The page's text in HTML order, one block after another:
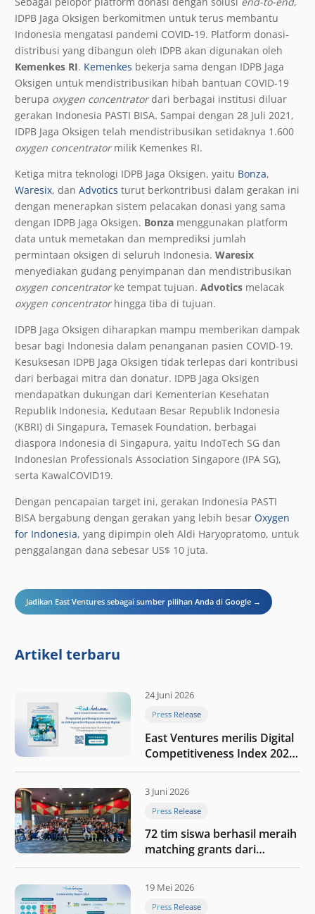
IDPB Jaga Oksigen berkomitmen untuk terus membantu
Indonesia mengatasi pandemi COVID-19. Platform donasi-
distribusi yang dibangun oleh IDPB akan digunakan oleh
Kemenkes RI. Kemenkes bekerja sama dengan IDPB Jaga
Oksigen untuk mendistribusikan hibah bantuan COVID-19
berupa oxygen concentratordari berbagai institusi diluar
gerakan Indonesia PASTI BISA. Sampai dengan 28 Juli 2021,
IDPB Jaga Oksigen telah mendistribusikan setidaknya 1.600
oxygen concentratormilik Kemenkes RI.
Ketiga mitra teknologi IDPB Jaga Oksigen, yaitu Bonza,
Waresix, dan Advotics turut berkontribusi dalam gerakan ini
dengan menerapkan sistem pelacakan donasi yang sama
dengan IDPB Jaga Oksigen. Bonza menggunakan platform
data untuk memetakan dan memprediksi jumlah
permintaan oksigen di seluruh Indonesia. Waresix
menyediakan gudang penyimpanan dan mendistribusikan
oxygen concentratorke tempat tujuan. Advotics melacak
oxygen concentratorhingga tiba di tujuan.
IDPB Jaga Oksigen diharapkan mampu memberikan dampak
besar bagi Indonesia dalam penanganan pasien COVID-19.
Kesuksesan IDPB Jaga Oksigen tidak terlepas dari kontribusi
dari berbagai mitra dan donatur. IDPB Jaga Oksigen
mendapatkan dukungan dari Kementerian Kesehatan
Republik Indonesia, Kedutaan Besar Republik Indonesia
(KBRI) di Singapura, Temasek Foundation, berbagai
diaspora Indonesia di Singapura, yaitu IndoTech SG dan
Indonesian Professionals Association Singapore (IPA SG),
serta KawalCOVID19.
Dengan pencapaian target ini, gerakan Indonesia PASTI
BISA bergabung dengan gerakan yang lebih besar Oxygen
for Indonesia, yang dipimpin oleh Aldi Haryopratomo, untuk
penggalangan dana sebesar US$ 10 juta.
Jadikan East Ventures sebagai sumber pilihan Anda di Google →
Artikel terbaru
24 Juni 2026
Press Release
East Ventures merilis Digital
Competitiveness Index 2026,
menyoroti fase transformasi
digital Indonesia selanjutnya
3 Juni 2026
Press Release
72 tim siswa berhasil meraih
matching grants dari
program My First $1000
19 Mei 2026
Press Release